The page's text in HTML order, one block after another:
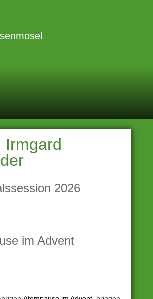
Irmgard
2026
im Advent